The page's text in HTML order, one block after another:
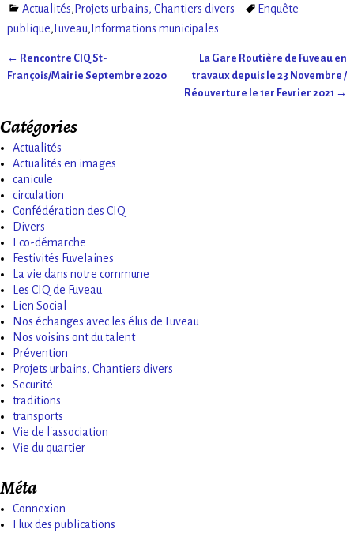
Actualités, Projets urbains, Chantiers divers
Enquête
publique, Fuveau, Informations municipales
Navigation des articles
← Rencontre CIQ St-
François/Mairie Septembre 2020
La Gare Routière de Fuveau en
travaux depuis le 23 Novembre /
Réouverture le 1er Fevrier 2021 →
Catégories
Actualités
Actualités en images
canicule
circulation
Confédération des CIQ
Divers
Eco-démarche
Festivités Fuvelaines
La vie dans notre commune
Les CIQ de Fuveau
Lien Social
Nos échanges avec les élus de Fuveau
Nos voisins ont du talent
Prévention
Projets urbains, Chantiers divers
Securité
traditions
transports
Vie de l'association
Vie du quartier
Méta
Connexion
Flux des publications